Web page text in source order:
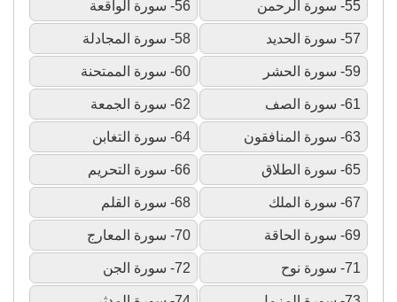
55- سورة الرحمن 56- سورة الواقعة
57- سورة الحديد 58- سورة المجادلة
59- سورة الحشر 60- سورة الممتحنة
61- سورة الصف 62- سورة الجمعة
63- سورة المنافقون 64- سورة التغابن
65- سورة الطلاق 66- سورة التحريم
67- سورة الملك 68- سورة القلم
69- سورة الحاقة 70- سورة المعارج
71- سورة نوح 72- سورة الجن